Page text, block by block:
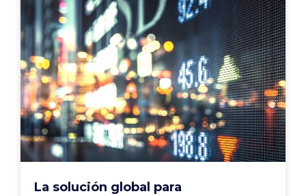
La solución global para